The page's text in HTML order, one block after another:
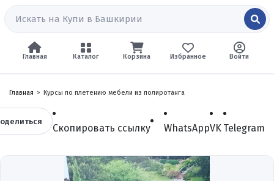
Главная Каталог Войти
Избранное
Корзина
Главная Курсы по плетению мебели из полиротанга
Скопировать ссылку WhatsAppVK Telegram